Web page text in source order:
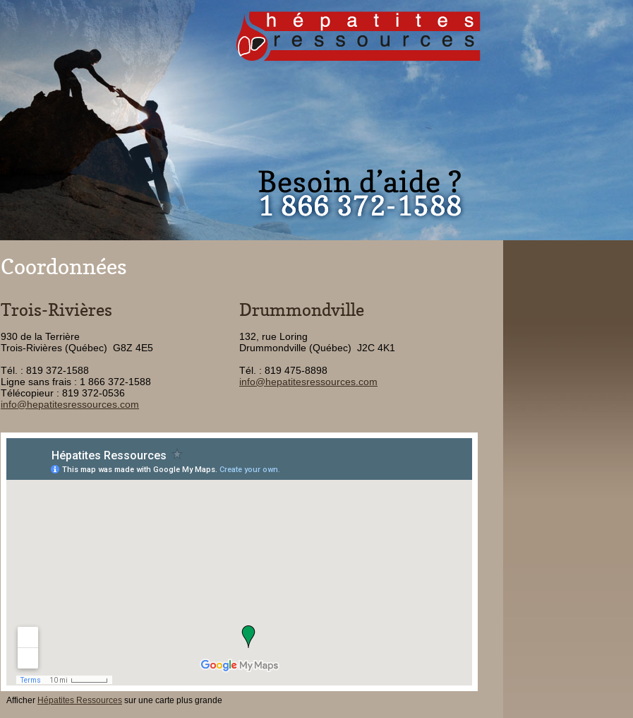
Coordonnées
Trois-Rivières
930 de la Terrière
Trois-Rivières (Québec) G8Z 4E5
Tél. : 819 372-1588
Ligne sans frais : 1 866 372-1588
Télécopieur : 819 372-0536
info@hepatitesressources.com
Drummondville
132, rue Loring
Drummondville (Québec) J2C 4K1
Tél. : 819 475-8898
info@hepatitesressources.com
Afficher Hépatites Ressources sur une carte plus grande